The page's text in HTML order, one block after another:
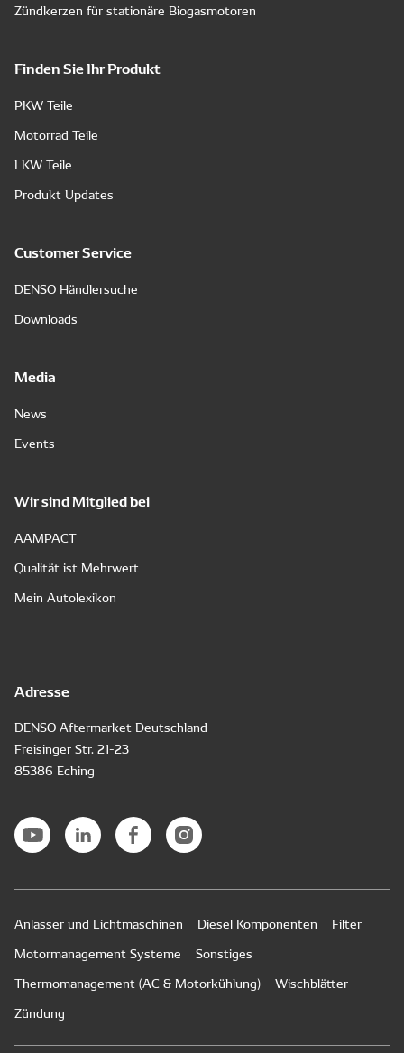
Zündkerzen für stationäre Biogasmotoren
Finden Sie Ihr Produkt
PKW Teile
Motorrad Teile
LKW Teile
Produkt Updates
Customer Service
DENSO Händlersuche
Downloads
Media
News
Events
Wir sind Mitglied bei
AAMPACT
Qualität ist Mehrwert
Mein Autolexikon
Adresse
DENSO Aftermarket Deutschland
Freisinger Str. 21-23
85386 Eching
Anlasser und Lichtmaschinen Diesel Komponenten
Filter
Motormanagement Systeme
Sonstiges
Thermomanagement (AC & Motorkühlung)
Wischblätter
Zündung